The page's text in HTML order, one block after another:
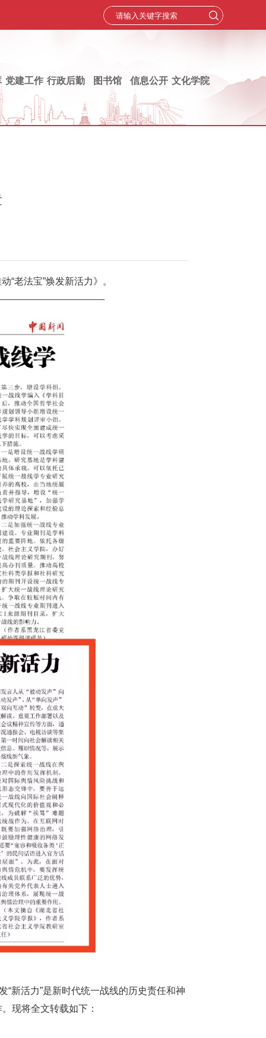
党建工作 行政后勤 图书馆 信息公开 文化学院
老法宝”焕发新活力》。
“新活力”是新时代统一战线的历史责任和神
现将全文转载如下 ：